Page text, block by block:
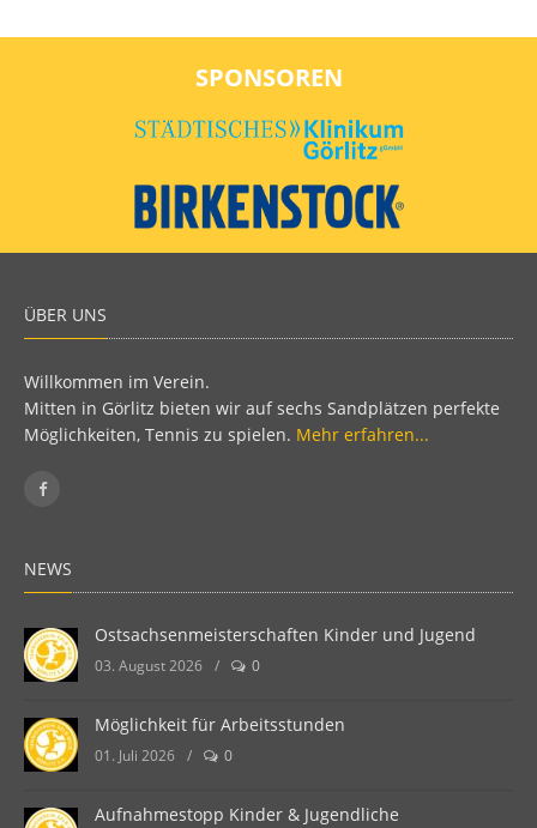
SPONSOREN
ÜBER UNS
Willkommen im Verein.
Mitten in Görlitz bieten wir auf sechs Sandplätzen perfekte
Möglichkeiten, Tennis zu spielen. Mehr erfahren...
NEWS
Ostsachsenmeisterschaften Kinder und Jugend
03. August 2026 / 0
Möglichkeit für Arbeitsstunden
01. Juli 2026 / 0
Aufnahmestopp Kinder & Jugendliche